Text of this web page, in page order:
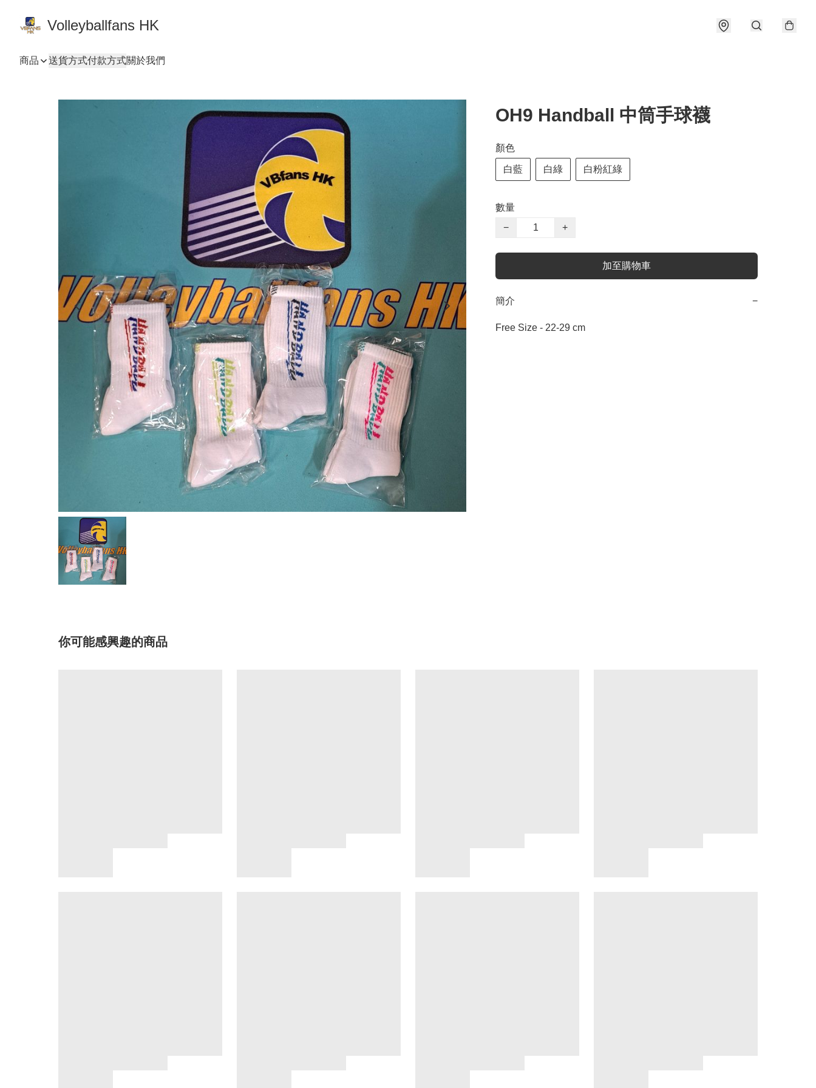
Volleyballfans HK
商品 送貨方式付款方式關於我們
OH9 Handball 中筒手球襪
顏色
白藍 白綠 白粉紅綠
數量
−
+
加至購物車
簡介 −
Free Size - 22-29 cm
你可能感興趣的商品